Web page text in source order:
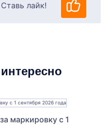
лайк!
маркировку с 1